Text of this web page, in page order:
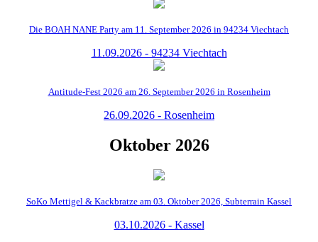
Die BOAH NANE Party am 11. September 2026 in 94234 Viechtach
11.09.2026 - 94234 Viechtach
Antitude-Fest 2026 am 26. September 2026 in Rosenheim
26.09.2026 - Rosenheim
Oktober 2026
SoKo Mettigel & Kackbratze am 03. Oktober 2026, Subterrain Kassel
03.10.2026 - Kassel